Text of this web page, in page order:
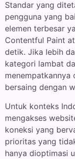
Standar yang
pengguna yang
elemen terbesar
Contentful Paint
detik. Jika lebih
kategori lambat
menempatkannya
bersaing dengan
Untuk konteks
mengakses
koneksi yang
prioritas yang
hanya dioptimasi